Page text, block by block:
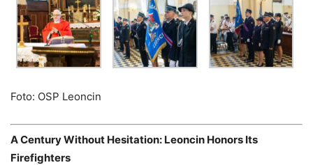
Foto: OSP Leoncin
A Century Without Hesitation: Leoncin Honors Its
Firefighters